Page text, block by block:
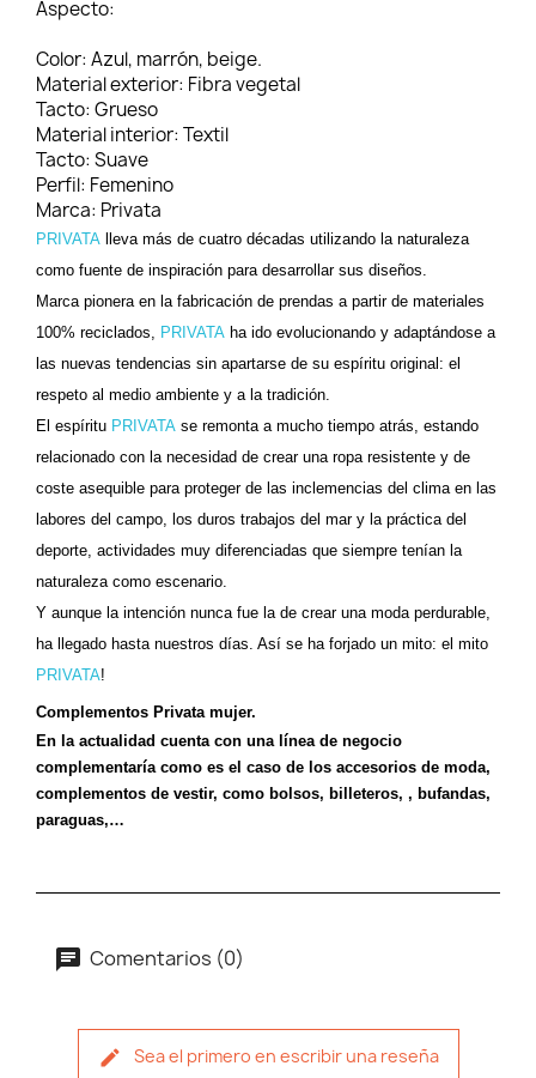
Aspecto:
Color: Azul, marrón, beige.
Material exterior: Fibra vegetal
Tacto: Grueso
Material interior: Textil
Tacto: Suave
Perfil: Femenino
Marca: Privata
PRIVATA lleva más de cuatro décadas utilizando la naturaleza
como fuente de inspiración para desarrollar sus diseños.
Marca pionera en la fabricación de prendas a partir de materiales
100% reciclados, PRIVATA ha ido evolucionando y adaptándose a
las nuevas tendencias sin apartarse de su espíritu original: el
respeto al medio ambiente y a la tradición.
El espíritu PRIVATA se remonta a mucho tiempo atrás, estando
relacionado con la necesidad de crear una ropa resistente y de
coste asequible para proteger de las inclemencias del clima en las
labores del campo, los duros trabajos del mar y la práctica del
deporte, actividades muy diferenciadas que siempre tenían la
naturaleza como escenario.
Y aunque la intención nunca fue la de crear una moda perdurable,
ha llegado hasta nuestros días. Así se ha forjado un mito: el mito
PRIVATA!
Complementos Privata mujer.
En la actualidad cuenta con una línea de negocio
complementaría como es el caso de los accesorios de moda,
complementos de vestir, como bolsos, billeteros, , bufandas,
paraguas,…
Comentarios (0)
Sea el primero en escribir una reseña